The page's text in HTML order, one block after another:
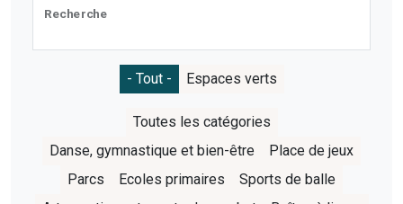
Recherche
- Tout - Espaces verts
Toutes les catégories
Danse, gymnastique et bien-être
Place de jeux
Parcs
Ecoles primaires
Sports de balle